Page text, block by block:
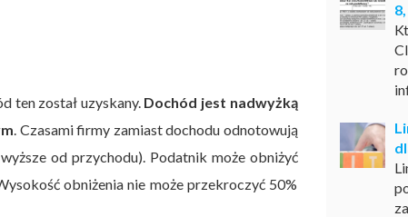
ten został uzyskany. Dochód jest nadwyżką
. Czasami firmy zamiast dochodu odnotowują
od przychodu). Podatnik może obniżyć
obniżenia nie może przekroczyć 50%